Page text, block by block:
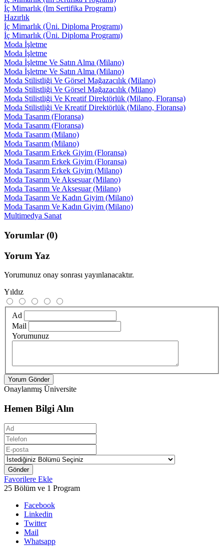
İç Mimarlık (Im Sertifika Programı)
Hazırlık
İç Mimarlık (Üni. Diploma Programı)
İç Mimarlık (Üni. Diploma Programı)
Moda İşletme
Moda İşletme
Moda İşletme Ve Satın Alma (Milano)
Moda İşletme Ve Satın Alma (Milano)
Moda Stilistliği Ve Görsel Mağazacılık (Milano)
Moda Stilistliği Ve Görsel Mağazacılık (Milano)
Moda Stilistliği Ve Kreatif Direktörlük (Milano, Floransa)
Moda Stilistliği Ve Kreatif Direktörlük (Milano, Floransa)
Moda Tasarım (Floransa)
Moda Tasarım (Floransa)
Moda Tasarım (Milano)
Moda Tasarım (Milano)
Moda Tasarım Erkek Giyim (Floransa)
Moda Tasarım Erkek Giyim (Floransa)
Moda Tasarım Erkek Giyim (Milano)
Moda Tasarım Ve Aksesuar (Milano)
Moda Tasarım Ve Aksesuar (Milano)
Moda Tasarım Ve Kadın Giyim (Milano)
Moda Tasarım Ve Kadın Giyim (Milano)
Multimedya Sanat
Yorumlar (0)
Yorum Yaz
Yorumunuz onay sonrası yayınlanacaktır.
Yıldız
Ad
Mail
Yorumunuz
Yorum Gönder
Onaylanmış Üniversite
Hemen Bilgi Alın
Gönder
Favorilere Ekle
25 Bölüm ve 1 Program
Facebook
Linkedin
Twitter
Mail
Whatsapp